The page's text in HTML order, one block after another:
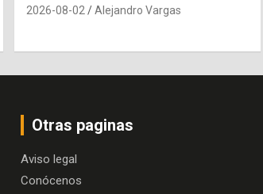
2026-08-02 Alejandro Vargas
Otras paginas
Aviso legal
Conócenos